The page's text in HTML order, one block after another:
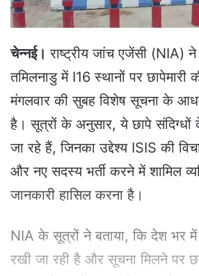
l
चेन्नई। राष्ट्रीय जांच एजेंसी (NIA)
तमिलनाडु में I16 स्थानों पर छापेमारी
मंगलवार की सुबह विशेष सूचना के
है। सूत्रों के अनुसार, ये छापे संदिग्धों
जा रहे हैं, जिनका उद्देश्य ISIS की
और नए सदस्य भर्ती करने में शामिल
जानकारी हासिल करना है।
NIA के सूत्रों ने बताया, कि देश भर
रखी जा रही है और सूचना मिलने पर